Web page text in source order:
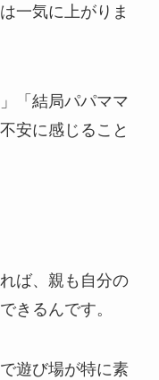
一気に上がりま
「結局パパママ
安に感じること
ば、親も自分の
きるんです。
遊び場が特に素